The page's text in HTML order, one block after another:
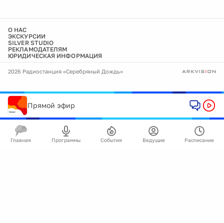
О НАС
ЭКСКУРСИИ
SILVER STUDIO
РЕКЛАМОДАТЕЛЯМ
ЮРИДИЧЕСКАЯ ИНФОРМАЦИЯ
2026 Радиостанция «Серебряный Дождь»
Прямой эфир
Главная Программы События Ведущие Расписание